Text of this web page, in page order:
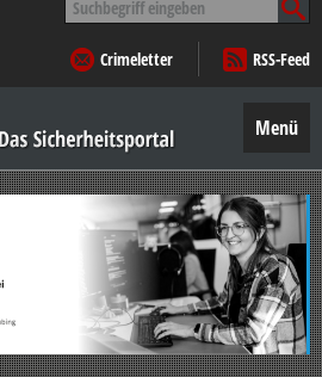
nach:
Crimeletter
RSS-Feed
Menü